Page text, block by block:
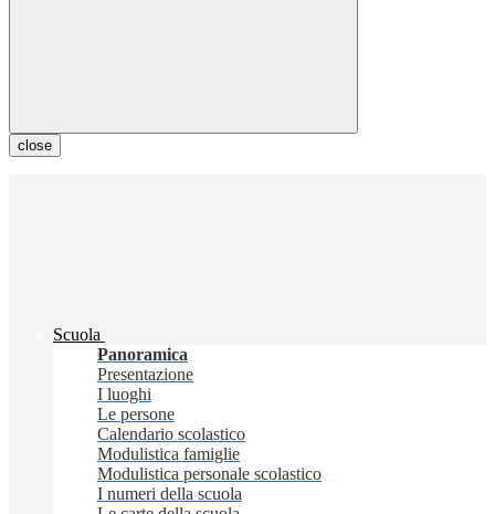
close
Scuola
Panoramica
Presentazione
I luoghi
Le persone
Calendario scolastico
Modulistica famiglie
Modulistica personale scolastico
I numeri della scuola